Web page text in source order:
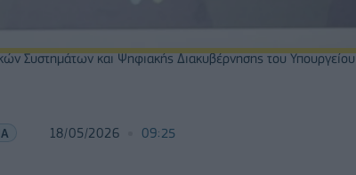
Συστημάτων και Ψηφιακής Διακυβέρνησης του Υπουργείου
18/05/2026 09:25